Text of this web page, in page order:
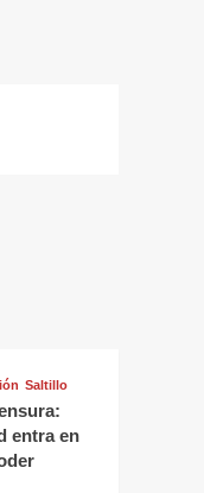
Saltillo
entra en